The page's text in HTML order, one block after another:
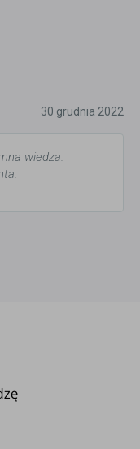
30 grudnia 2022
wiedza.